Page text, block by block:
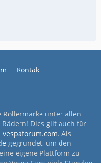
Kontakt
Rollermarke unter allen
Dies gilt auch für
vespaforum.com. Als
gegründet, um den
eigene Plattform zu